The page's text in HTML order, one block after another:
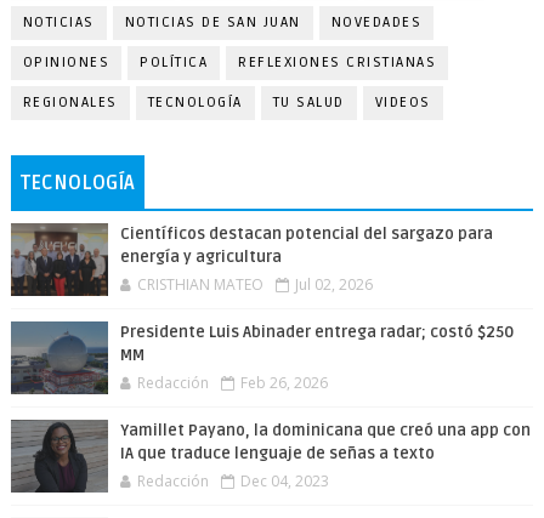
NOTICIAS NOTICIAS DE SAN JUAN NOVEDADES
OPINIONES POLÍTICA REFLEXIONES CRISTIANAS
REGIONALES TECNOLOGÍA TU SALUD VIDEOS
TECNOLOGÍA
Científicos destacan potencial del sargazo para
energía y agricultura
CRISTHIAN MATEO Jul 02, 2026
Presidente Luis Abinader entrega radar; costó $250
MM
Redacción Feb 26, 2026
Yamillet Payano, la dominicana que creó una app con
IA que traduce lenguaje de señas a texto
Redacción Dec 04, 2023